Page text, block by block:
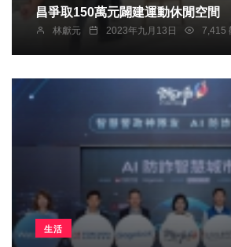
昌爭取150萬元闢建運動休閒空間
林獻元 2023年九月13日 7,415
生活